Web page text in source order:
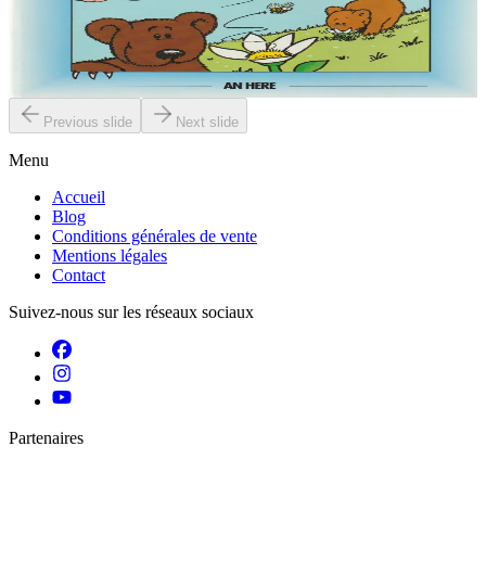
« Bonjour, je m'appelle Globi, et je suis venu sur la Terre pour voir
mon copain Benoni. Il y a très longtemps, ma planète était aussi
belle que la Terre ; et...
En stock4,50 €
Previous slide Next slide
Menu
Accueil
Blog
Conditions générales de vente
Mentions légales
Contact
Suivez-nous sur les réseaux sociaux
Partenaires